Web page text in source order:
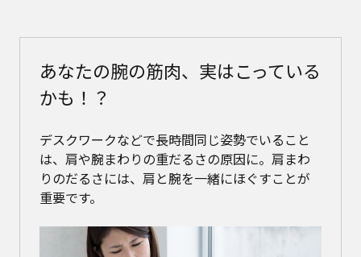
あなたの腕の筋肉、実はこっている
かも！？
デスクワークなどで長時間同じ姿勢でいること
は、肩や腕まわりの重だるさの原因に。肩まわ
りのだるさには、肩と腕を一緒にほぐすことが
重要です。